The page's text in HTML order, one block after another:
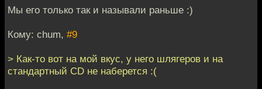
Мы его только так и называли раньше :)
Кому: chum, #9
> Как-то вот на мой вкус, у него шлягеров и на
стандартный CD не наберется :(